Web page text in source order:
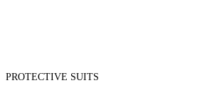
PROTECTIVE SUITS